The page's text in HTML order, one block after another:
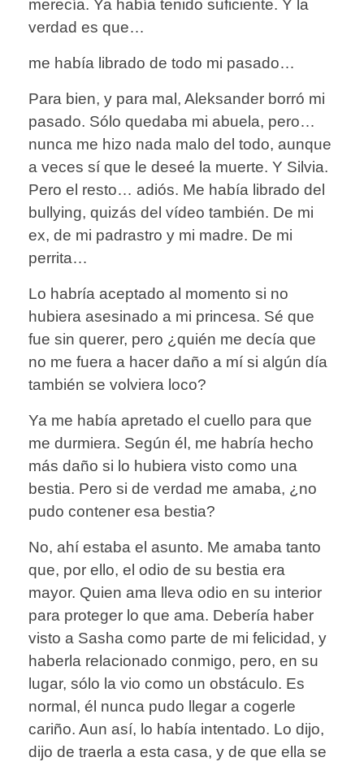
merecía. Ya había tenido suficiente. Y la
verdad es que…
me había librado de todo mi pasado…
Para bien, y para mal, Aleksander borró mi
pasado. Sólo quedaba mi abuela, pero…
nunca me hizo nada malo del todo, aunque
a veces sí que le deseé la muerte. Y Silvia.
Pero el resto… adiós. Me había librado del
bullying, quizás del vídeo también. De mi
ex, de mi padrastro y mi madre. De mi
perrita…
Lo habría aceptado al momento si no
hubiera asesinado a mi princesa. Sé que
fue sin querer, pero ¿quién me decía que
no me fuera a hacer daño a mí si algún día
también se volviera loco?
Ya me había apretado el cuello para que
me durmiera. Según él, me habría hecho
más daño si lo hubiera visto como una
bestia. Pero si de verdad me amaba, ¿no
pudo contener esa bestia?
No, ahí estaba el asunto. Me amaba tanto
que, por ello, el odio de su bestia era
mayor. Quien ama lleva odio en su interior
para proteger lo que ama. Debería haber
visto a Sasha como parte de mi felicidad, y
haberla relacionado conmigo, pero, en su
lugar, sólo la vio como un obstáculo. Es
normal, él nunca pudo llegar a cogerle
cariño. Aun así, lo había intentado. Lo dijo,
dijo de traerla a esta casa, y de que ella se